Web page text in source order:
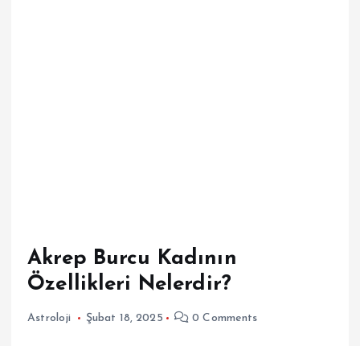
Akrep Burcu Kadının
Özellikleri Nelerdir?
Astroloji Şubat 18, 2025 0 Comments